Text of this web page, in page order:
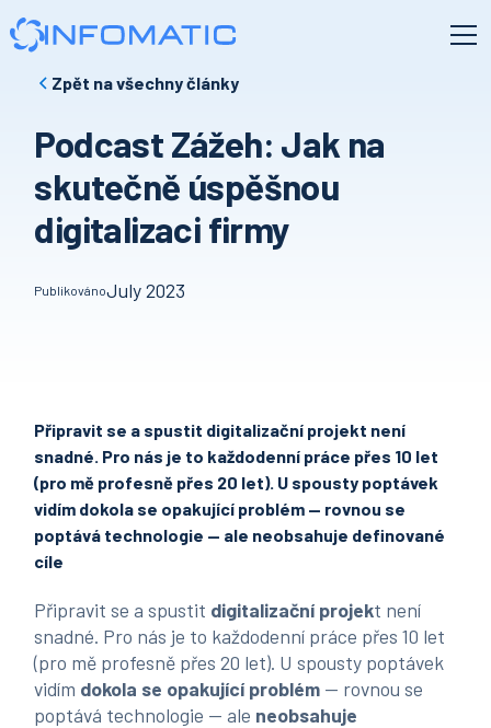
Zpět na všechny články
Podcast Zážeh: Jak na
skutečně úspěšnou
digitalizaci firmy
PublikovánoJuly 2023
Připravit se a spustit digitalizační projekt není
snadné. Pro nás je to každodenní práce přes 10 let
(pro mě profesně přes 20 let). U spousty poptávek
vidím dokola se opakující problém — rovnou se
poptává technologie — ale neobsahuje definované
cíle
Připravit se a spustit digitalizační projekt není
snadné. Pro nás je to každodenní práce přes 10 let
(pro mě profesně přes 20 let). U spousty poptávek
vidím dokola se opakující problém — rovnou se
poptává technologie — ale neobsahuje